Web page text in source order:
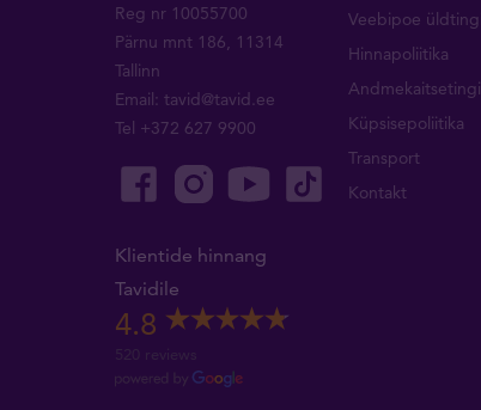
Reg nr 10055700
Pärnu mnt 186, 11314
Tallinn
Email:tavid@tavid.ee
Tel +372 627 9900
Klientide hinnang
Tavidile
4.8
520 reviews
Veebipoe
Hinnapoliitika
Küpsisepoliitika
Transport
Kontakt